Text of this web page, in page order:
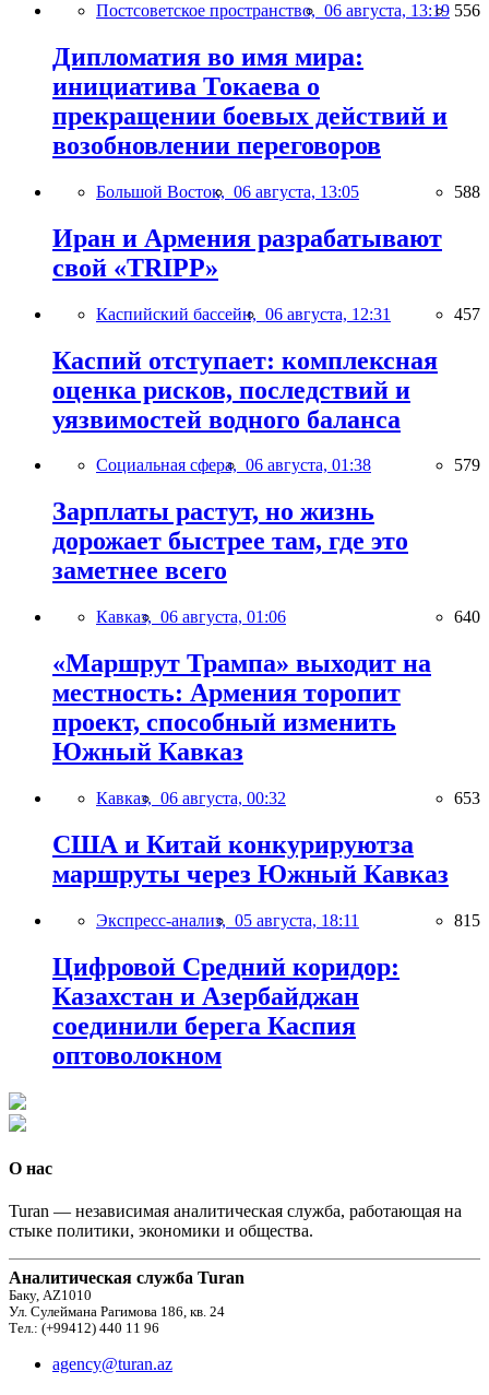
Постсоветское пространство, 06 августа, 13:19 556
Дипломатия во имя мира:
инициатива Токаева о
прекращении боевых действий и
возобновлении переговоров
Большой Восток, 06 августа, 13:05 588
Иран и Армения разрабатывают
свой «TRIPP»
Каспийский бассейн, 06 августа, 12:31 457
Каспий отступает: комплексная
оценка рисков, последствий и
уязвимостей водного баланса
Социальная сфера, 06 августа, 01:38 579
Зарплаты растут, но жизнь
дорожает быстрее там, где это
заметнее всего
Кавказ, 06 августа, 01:06 640
«Маршрут Трампа» выходит на
местность: Армения торопит
проект, способный изменить
Южный Кавказ
Кавказ, 06 августа, 00:32 653
США и Китай конкурируютза
маршруты через Южный Кавказ
Экспресс-анализ, 05 августа, 18:11 815
Цифровой Средний коридор:
Казахстан и Азербайджан
соединили берега Каспия
оптоволокном
О нас
Turan — независимая аналитическая служба, работающая на
стыке политики, экономики и общества.
Аналитическая служба Turan
Баку, AZ1010
Ул. Сулеймана Рагимова 186, кв. 24
Тел.: (+99412) 440 11 96
agency@turan.az